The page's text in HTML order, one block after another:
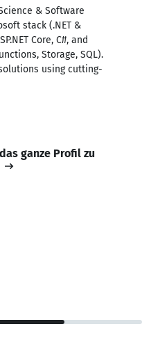
& Software
stack (.NET &
Core, C#, and
Storage, SQL).
using cutting-
ganze Profil zu